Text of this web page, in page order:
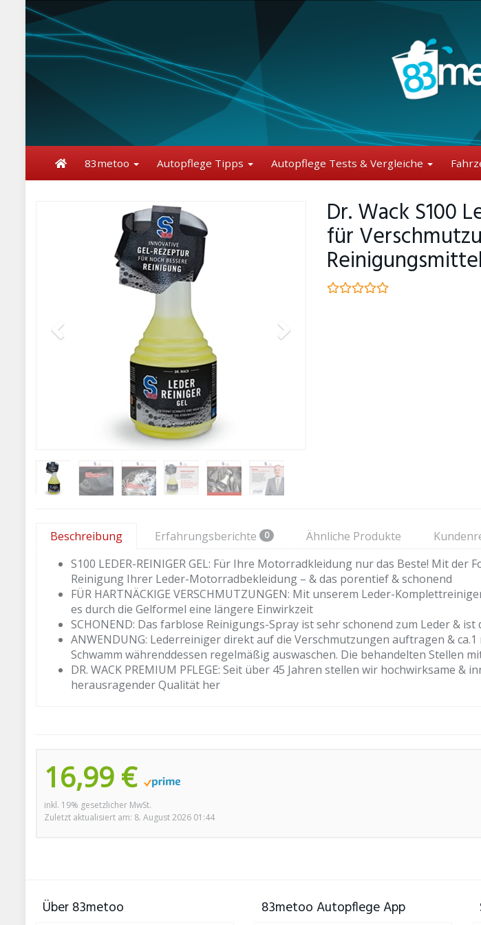
content
83metoo Autopflege Tipps Autopflege Tests & Vergleiche
Dr. Wack S100
für
Beschreibung Erfahrungsberichte 0 Ähnliche Produkte
S100 LEDER-REINIGER GEL: Für Ihre Motorradkleidung nur das Beste! Mit
Reinigung Ihrer Leder-Motorradbekleidung – & das porentief & schonend
FÜR HARTNÄCKIGE VERSCHMUTZUNGEN: Mit unserem Leder-
es durch die Gelformel eine längere Einwirkzeit
SCHONEND: Das farblose Reinigungs-Spray ist sehr schonend zum Leder &
ANWENDUNG: Lederreiniger direkt auf die Verschmutzungen auftragen &
Schwamm währenddessen regelmäßig auswaschen. Die behandelten Stellen
DR. WACK PREMIUM PFLEGE: Seit über 45 Jahren stellen wir hochwirksame
herausragender Qualität her
16,99 €
inkl. 19% gesetzlicher MwSt.
Zuletzt aktualisiert am: 8. August 2026 01:44
Über 83metoo 83metoo Autopflege App